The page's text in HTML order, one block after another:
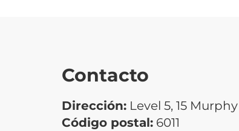
Contacto
Dirección: Level 5, 15
Código postal: 6011